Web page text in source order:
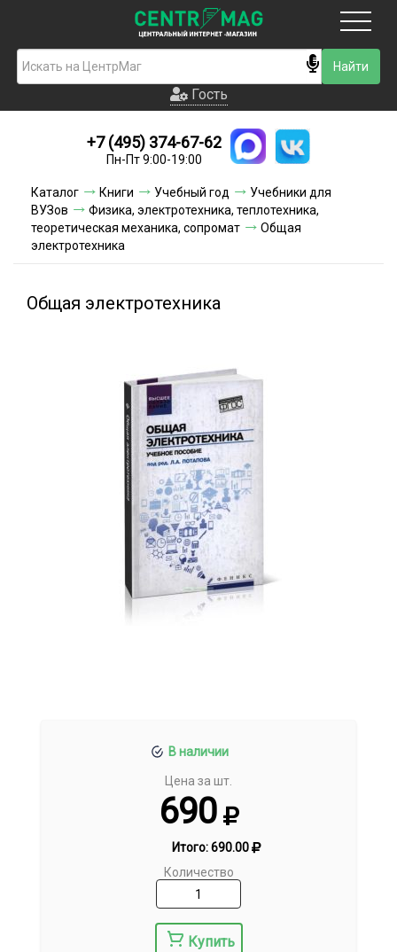
Гость
Новинки
Условия доставки
Условия оплаты
Акции и скидки
Гость
+7 (495) 374-67-62
Пн-Пт 9:00-19:00
Каталог Книги Учебный год
Учебники для
ВУЗов
Физика, электротехника, теплотехника,
теоретическая механика, сопромат
Общая
электротехника
Общая электротехника
В наличии
Цена за шт.
690
Итого:690.00
Количество
Купить